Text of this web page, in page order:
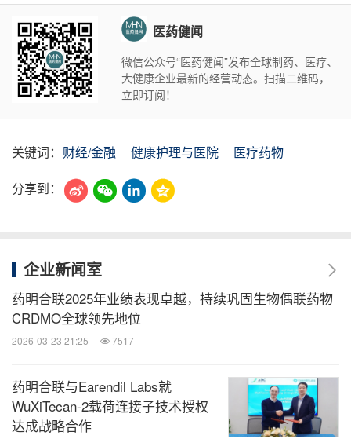
医药健闻
微信公众号“医药健闻”发布全球制药、医疗、
大健康企业最新的经营动态。扫描二维码，
立即订阅！
关键词： 财经/金融 健康护理与医院
医疗药物
分享到：
企业新闻室
药明合联2025年业绩表现卓越，持续巩固生物偶联药物
CRDMO全球领先地位
2026-03-23 21:25 7517
药明合联与Earendil Labs就
WuXiTecan-2载荷连接子技术授权
达成战略合作